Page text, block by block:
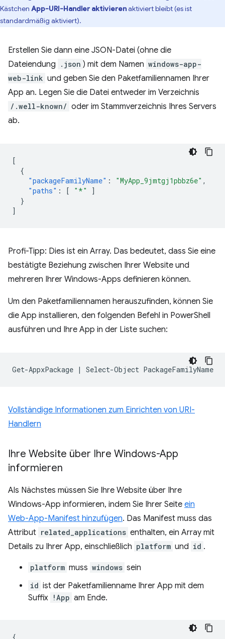
Kästchen App-URI-Handler aktivierenaktiviert bleibt (es ist
standardmäßig aktiviert).
Erstellen Sie dann eine JSON-Datei (ohne die
Dateiendung
.json ) mit dem Namen windows-app-
web-link und geben Sie den Paketfamiliennamen Ihrer
App an. Legen Sie die Datei entweder im Verzeichnis
/.well-known/ oder im Stammverzeichnis Ihres Servers
ab.
[
{
"packageFamilyName" : "MyApp_9jmtgj1pbbz6e" ,
"paths" : [ "*"
]
}
]
Profi-Tipp: Dies ist ein Array. Das bedeutet, dass Sie eine
bestätigte Beziehung zwischen Ihrer Website und
mehreren Ihrer Windows-Apps definieren können.
Um den Paketfamiliennamen herauszufinden, können Sie
die App installieren, den folgenden Befehl in PowerShell
ausführen und Ihre App in der Liste suchen:
Get-AppxPackage | Select-Object
Vollständige Informationen zum Einrichten von URI-
Handlern
Ihre Website über Ihre Windows-App
informieren
Als Nächstes müssen Sie Ihre Website über Ihre
Windows-App informieren, indem Sie Ihrer Seite ein
Web-App-Manifest hinzufügen. Das Manifest muss das
Attribut related_applications enthalten, ein Array mit
Details zu Ihrer App, einschließlich platform und id .
platform muss windows sein
id ist der Paketfamilienname Ihrer App mit dem
Suffix !App am Ende.
{